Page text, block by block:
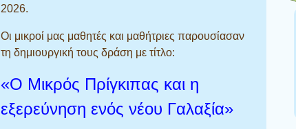
2026.
Οι μικροί μας μαθητές και μαθήτριες παρουσίασαν
τη δημιουργική τους δράση με τίτλο:
«Ο Μικρός Πρίγκιπας και η
εξερεύνηση ενός νέου Γαλαξία»